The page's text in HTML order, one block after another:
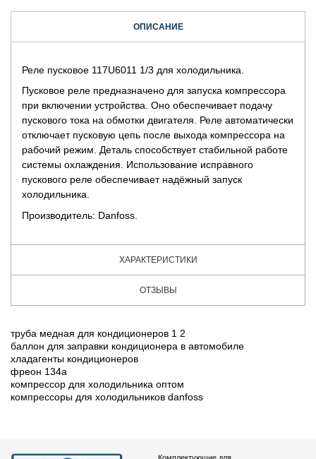
ОПИСАНИЕ
Реле пусковое 117U6011 1/3 для холодильника.
Пусковое реле предназначено для запуска компрессора
при включении устройства. Оно обеспечивает подачу
пускового тока на обмотки двигателя. Реле автоматически
отключает пусковую цепь после выхода компрессора на
рабочий режим. Деталь способствует стабильной работе
системы охлаждения. Использование исправного
пускового реле обеспечивает надёжный запуск
холодильника.
Производитель: Danfoss.
ХАРАКТЕРИСТИКИ
ОТЗЫВЫ
труба медная для кондиционеров 1 2
баллон для заправки кондиционера в автомобиле
хладагенты кондиционеров
фреон 134а
компрессор для холодильника оптом
компрессоры для холодильников danfoss